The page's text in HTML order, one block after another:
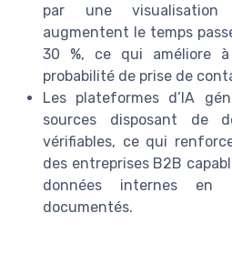
par une
augmentent le temps
30 %, ce qui améliore
probabilité de prise de
Les plateformes d’IA
sources disposant de
vérifiables, ce qui
des entreprises B2B
données internes en
documentés.